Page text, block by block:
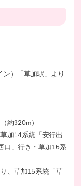
）「草加駅」より
約320m）
加14系統「安行出
口」行き・草加16系
、草加15系統「草